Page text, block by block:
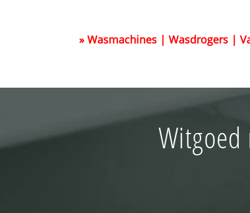
» Wasmachines | Wasdrogers |
Witgoed